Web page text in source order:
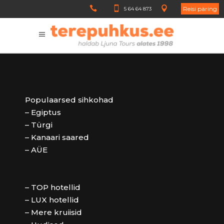
5 64 64 873 Reisi päring
Populaarsed sihkohad
– Egiptus
– Türgi
– Kanaari saared
– AÜE
– TOP hotellid
– LUX hotellid
– Mere kruiisid